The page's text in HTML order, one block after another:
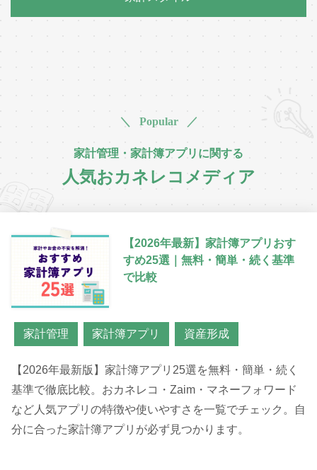
＼ Popular ／
家計管理・家計簿アプリに関する
人気おカネレコメディア
【2026年最新】家計簿アプリおす
すめ25選｜無料・簡単・続く基準
で比較
家計管理 家計簿アプリ 資産形成
【2026年最新版】家計簿アプリ25選を無料・簡単・続く
基準で徹底比較。おカネレコ・Zaim・マネーフォワード
など人気アプリの特徴や使いやすさを一覧でチェック。自
分に合った家計簿アプリが必ず見つかります。